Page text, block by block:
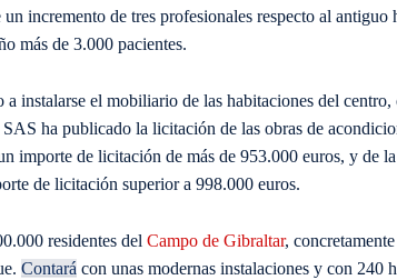
incremento de tres profesionales respecto al antiguo
más de 3.000 pacientes.
a instalarse el mobiliario de las habitaciones del
ha publicado la licitación de las obras de
importe de licitación de más de 953.000 euros, y de
de licitación superior a 998.000 euros.
residentes del Campo de Gibraltar,
Contará con unas modernas instalaciones y con 240